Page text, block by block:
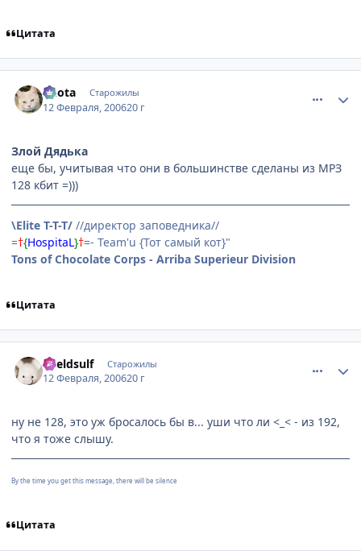
Цитата
Kuota Старожилы
12 Февраля, 200620 г
Злой Дядька
еще бы, учитывая что они в большинстве сделаны из МРЗ
128 кбит =)))
\Elite T-T-T/ //директор заповедника//
=†{HospitaL}†=- Team'u {Тот самый кот}"
Tons of Chocolate Corps - Arriba Superieur Division
Цитата
Kveldsulf Старожилы
12 Февраля, 200620 г
ну не 128, это уж бросалось бы в... уши что ли <_< - из 192,
что я тоже слышу.
By the time you get this message, there will be silence
Цитата